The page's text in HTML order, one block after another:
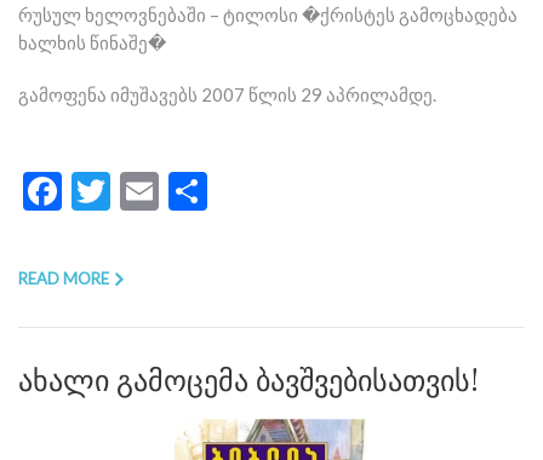
რუსულ ხელოვნებაში – ტილოსი �ქრისტეს გამოცხადება
ხალხის წინაშე�
გამოფენა იმუშავებს 2007 წლის 29 აპრილამდე.
Facebook
Twitter
Email
READ MORE
ახალი გამოცემა ბავშვებისათვის!